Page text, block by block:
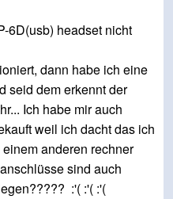
6D(usb) headset nicht
dann habe ich eine
seid dem erkennt der
Ich habe mir auch
weil ich dacht das ich
anderen rechner
sind auch
:'( :'( :'(